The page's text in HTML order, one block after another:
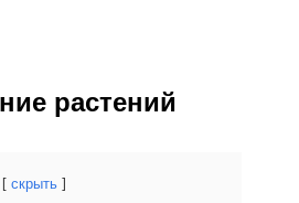
растений
скрыть